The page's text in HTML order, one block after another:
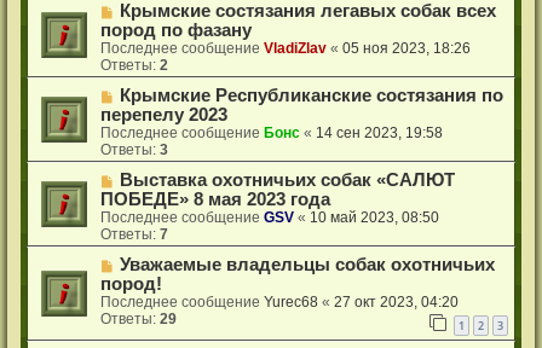
Крымские состязания легавых собак всех
пород по фазану
Последнее сообщениеVladiZlav «05 ноя 2023, 18:26
Ответы:2
Крымские Республиканские состязания по
перепелу 2023
Последнее сообщение Бонс « 14 сен 2023, 19:58
Ответы:3
Выставка охотничьих собак «САЛЮТ
ПОБЕДЕ» 8 мая 2023 года
Последнее сообщениеGSV « 10 май 2023, 08:50
Ответы:7
Уважаемые владельцы собак охотничьих
пород!
Последнее сообщениеYurec68 «27 окт 2023, 04:20
Ответы:29 1 2 3